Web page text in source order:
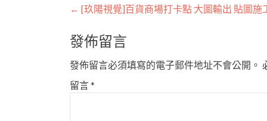
Post
navigation
← [玖陽視覺]百貨商場打卡點 大圖輸出 貼圖施
發佈留言
發佈留言必須填寫的電子郵件地址不會公開。
留言*